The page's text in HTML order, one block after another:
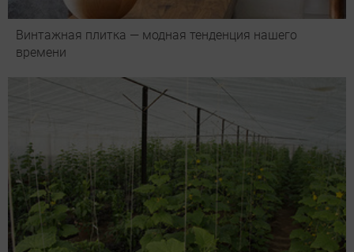
Винтажная плитка — модная тенденция нашего
времени